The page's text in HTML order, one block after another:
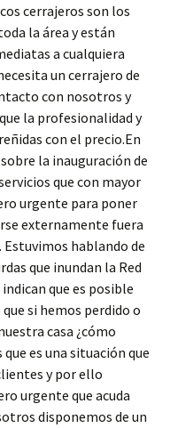
cerrajeros son los
la área y están
a cualquiera
un cerrajero de
con nosotros y
la profesionalidad y
con el precio.En
la inauguración de
que con mayor
urgente para poner
externamente fuera
Estuvimos hablando de
que inundan la Red
que es posible
si hemos perdido o
casa ¿cómo
es una situación que
y por ello
urgente que acuda
disponemos de un